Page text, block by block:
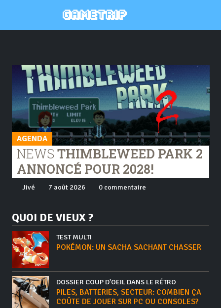
AGENDA
NEWS THIMBLEWEED PARK 2
ANNONCÉ POUR 2028!
Jivé 7 août 2026 0 commentaire
QUOI DE VIEUX ?
TEST MULTI
POKÉMON: UN SACHA SACHANT CHASSER
DOSSIER COUP D'OEIL DANS LE RÉTRO
PILES, BATTERIES, SECTEUR: COMBIEN ÇA
COÛTE DE JOUER SUR PC OU CONSOLES?